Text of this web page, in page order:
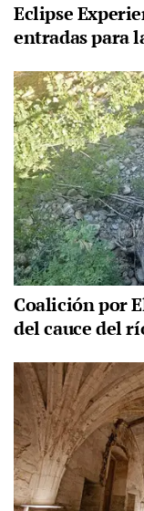
Eclipse
entradas para
Coalición por
del cauce del